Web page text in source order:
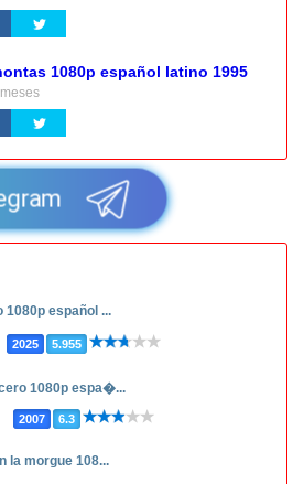
1080p español latino 1995
1080p español ...
2025 5.955
1080p espa�...
2007 6.3
la morgue 108...